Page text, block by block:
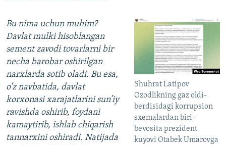
Shuhrat Latipov
Ozodlikning gaz oldi-
berdisidagi korrupsion
sxemalardan biri -
bevosita prezident
kuyovi Otabek Umarovga
Bu nima uchun muhim?
Davlat mulki hisoblangan
sement zavodi tovarlarni bir
necha barobar oshirilgan
narxlarda sotib oladi. Bu esa,
o‘z navbatida, davlat
korxonasi xarajatlarini sun’iy
ravishda oshirib, foydani
kamaytirib, ishlab chiqarish
tannarxini oshiradi. Natijada